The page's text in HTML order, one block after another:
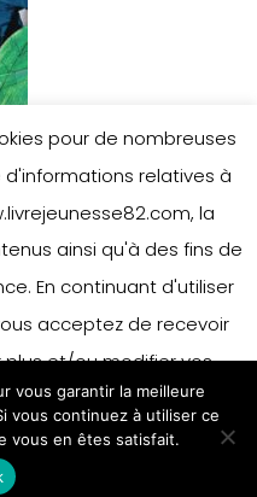
pour de nombreuses
relatives à
la
ainsi qu'à des fins de
En continuant d'utiliser
acceptez de recevoir
plus et/ou modifier vos
merci de vous référer
Accepter
plus
vous garantir la meilleure
vous continuez à utiliser ce
vous en êtes satisfait.